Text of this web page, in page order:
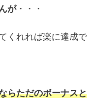
が・・・
くれれば楽に達成
らただのボーナス